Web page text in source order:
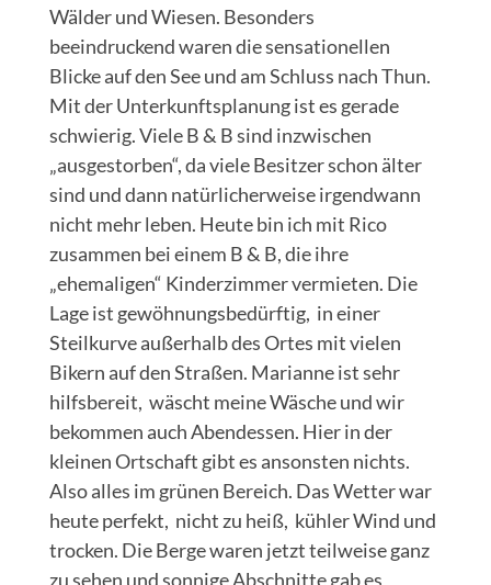
Wälder und Wiesen. Besonders
beeindruckend waren die sensationellen
Blicke auf den See und am Schluss nach Thun.
Mit der Unterkunftsplanung ist es gerade
schwierig. Viele B & B sind inzwischen
„ausgestorben“, da viele Besitzer schon älter
sind und dann natürlicherweise irgendwann
nicht mehr leben. Heute bin ich mit Rico
zusammen bei einem B & B, die ihre
„ehemaligen“ Kinderzimmer vermieten. Die
Lage ist gewöhnungsbedürftig, in einer
Steilkurve außerhalb des Ortes mit vielen
Bikern auf den Straßen. Marianne ist sehr
hilfsbereit, wäscht meine Wäsche und wir
bekommen auch Abendessen. Hier in der
kleinen Ortschaft gibt es ansonsten nichts.
Also alles im grünen Bereich. Das Wetter war
heute perfekt, nicht zu heiß, kühler Wind und
trocken. Die Berge waren jetzt teilweise ganz
zu sehen und sonnige Abschnitte gab es